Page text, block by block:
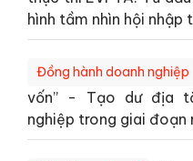
hình tầm nhìn hội nhập
Đồng hành doanh nghiệp
vốn” - Tạo dư địa
nghiệp trong giai đoạn